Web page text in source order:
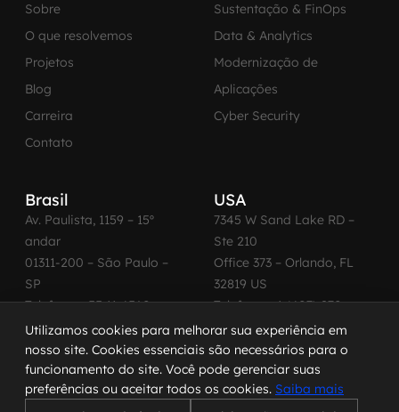
Sobre
O que resolvemos
Projetos
Blog
Carreira
Contato
Sustentação & FinOps
Data & Analytics
Modernização de
Aplicações
Cyber Security
Brasil
Av. Paulista, 1159 – 15º
andar
01311-200 – São Paulo –
SP
Telefone: +55 11 4560-
2600
USA
7345 W Sand Lake RD –
Ste 210
Office 373 – Orlando, FL
32819 US
Telefone: +1 (407) 270-
3065
© 2026 MadeinWeb. Todos os direitos reservados.
Utilizamos cookies para melhorar sua experiência em
nosso site. Cookies essenciais são necessários para o
funcionamento do site. Você pode gerenciar suas
preferências ou aceitar todos os cookies. Saiba mais